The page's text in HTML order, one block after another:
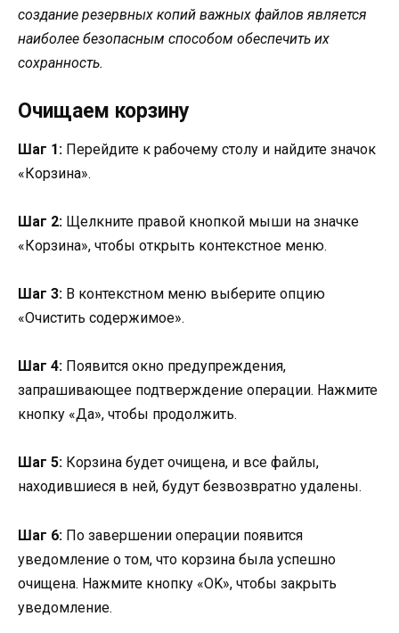
создание резервных копий важных файлов является
наиболее безопасным способом обеспечить их
сохранность.
Очищаем корзину
Шаг 1: Перейдите к рабочему столу и найдите значок
«Корзина».
Шаг 2: Щелкните правой кнопкой мыши на значке
«Корзина», чтобы открыть контекстное меню.
Шаг 3: В контекстном меню выберите опцию
«Очистить содержимое».
Шаг 4: Появится окно предупреждения,
запрашивающее подтверждение операции. Нажмите
кнопку «Да», чтобы продолжить.
Шаг 5: Корзина будет очищена, и все файлы,
находившиеся в ней, будут безвозвратно удалены.
Шаг 6: По завершении операции появится
уведомление о том, что корзина была успешно
очищена. Нажмите кнопку «OK», чтобы закрыть
уведомление.